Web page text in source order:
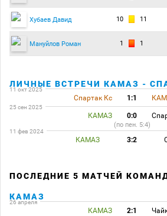
Хубаев Давид 10 11
Мануйлов Роман 1 1
ЛИЧНЫЕ ВСТРЕЧИ КАМАЗ -
11 окт 2025
Спартак Кс 1:1
25 сен 2025
КАМАЗ 0:0
(по пен. 5:4)
11 фев 2024
КАМАЗ 3:2
ПОСЛЕДНИЕ 5 МАТЧЕЙ
КАМАЗ
26 апреля
КАМАЗ 2:1